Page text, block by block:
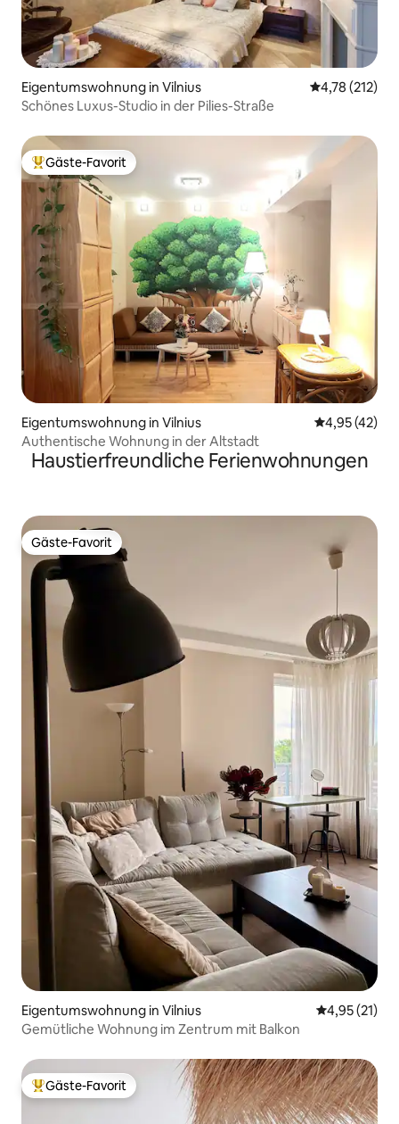
Eigentumswohnung in Vilnius
4,78 (212)
Schönes Luxus-Studio in der Pilies-Straße
Beliebter Gäste-Favorit.
Gäste-Favorit
Eigentumswohnung in Vilnius
4,95 (42)
Authentische Wohnung in der Altstadt
Haustierfreundliche Ferienwohnungen
Gäste-Favorit
Gäste-Favorit
Eigentumswohnung in Vilnius
4,95 (21)
Gemütliche Wohnung im Zentrum mit Balkon
Beliebter Gäste-Favorit.
Gäste-Favorit